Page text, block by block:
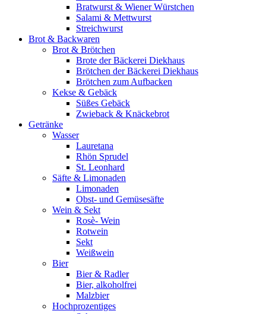
Bratwurst & Wiener Würstchen
Salami & Mettwurst
Streichwurst
Brot & Backwaren
Brot & Brötchen
Brote der Bäckerei Diekhaus
Brötchen der Bäckerei Diekhaus
Brötchen zum Aufbacken
Kekse & Gebäck
Süßes Gebäck
Zwieback & Knäckebrot
Getränke
Wasser
Lauretana
Rhön Sprudel
St. Leonhard
Säfte & Limonaden
Limonaden
Obst- und Gemüsesäfte
Wein & Sekt
Rosè- Wein
Rotwein
Sekt
Weißwein
Bier
Bier & Radler
Bier, alkoholfrei
Malzbier
Hochprozentiges